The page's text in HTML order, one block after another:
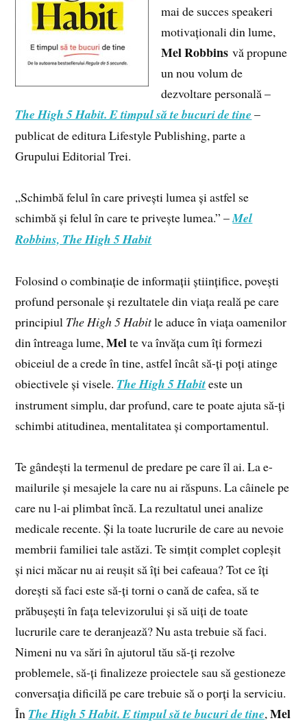
mai de succes speakeri
motivaționali din lume,
Mel Robbinsvă propune
un nou volum de
dezvoltare personală –
The High 5 Habit. E timpul să te bucuri de tine –
publicat de editura Lifestyle Publishing, parte a
Grupului Editorial Trei.
„Schimbă felul în care privești lumea și astfel se
schimbă și felul în care te privește lumea.” –Mel
Robbins, The High 5 Habit
Folosind o combinație de informații științifice, povești
profund personale și rezultatele din viața reală pe care
principiul The High 5 Habitle aduce în viața oamenilor
din întreaga lume,Melte va învăța cum îți formezi
obiceiul de a crede în tine, astfel încât să-ți poți atinge
obiectivele și visele. The High 5 Habiteste un
instrument simplu, dar profund, care te poate ajuta să-ți
schimbi atitudinea, mentalitatea și comportamentul.
Te gândești la termenul de predare pe care îl ai. La e-
mailurile și mesajele la care nu ai răspuns. La câinele pe
care nu l-ai plimbat încă. La rezultatul unei analize
medicale recente. Și la toate lucrurile de care au nevoie
membrii familiei tale astăzi. Te simțit complet copleșit
și nici măcar nu ai reușit să îți bei cafeaua? Tot ce îți
dorești să faci este să-ți torni o cană de cafea, să te
prăbușești în fața televizorului și să uiți de toate
lucrurile care te deranjează? Nu asta trebuie să faci.
Nimeni nu va sări în ajutorul tău să-ți rezolve
problemele, să-ți finalizeze proiectele sau să gestioneze
conversația dificilă pe care trebuie să o porți la serviciu.
În The High 5 Habit. E timpul să te bucuri de tine,Mel